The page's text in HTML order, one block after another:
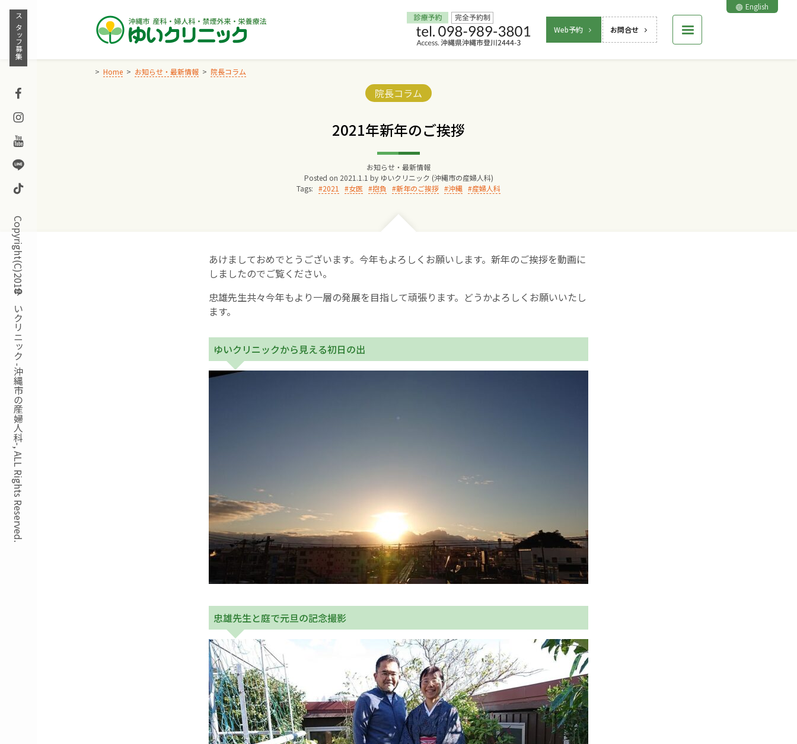
Skip
content
Web予約 お問合せ
English
スタッフ募集
Facebook
Instagram
Youtube
Line
TikTok
Copyright(C)2018ゆいクリニック -沖縄市の産婦人科-, ALL Rights Reserved.
Home お知らせ・最新情報 院長コラム
Categories:
院長コラム
2021年新年のご挨拶
お知らせ・最新情報
Posted on 2021.1.1 by ゆいクリニック (沖縄市の産婦人科)
Tags:
2021 女医 抱負 新年のご挨拶 沖縄 産婦人科
あけましておめでとうございます。今年もよろしくお願いします。新年のご挨拶を動画に
しましたのでご覧ください。
忠雄先生共々今年もより一層の発展を目指して頑張ります。どうかよろしくお願いいたし
ます。
ゆいクリニックから見える初日の出
忠雄先生と庭で元旦の記念撮影
Home
交通アクセス
院長からのごあいさつ
ゆいクリニックの経営理念
診療料金
妊婦健診
遠方にお住まいで当院での出産を希望される方へ
医師プロフィール
English Page